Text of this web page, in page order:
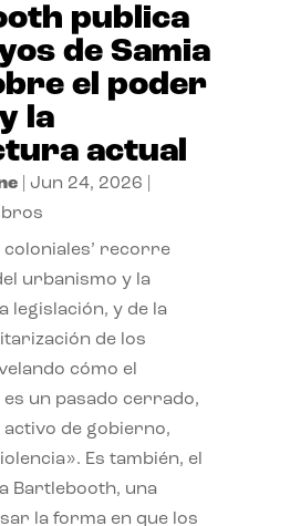
publica
de Samia
el poder
la
actual
| Jun 24, 2026
coloniales’ recorre
urbanismo y la
legislación, y de la
de los
cómo el
un pasado cerrado,
de gobierno,
Es también, el
Bartlebooth, una
la forma en que los